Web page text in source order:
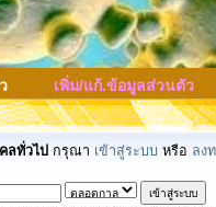
เพิ่ม/แก้.ข้อมูลส่วนตัว
ลทั่วไป กรุณา เข้าสู่ระบบ หรือ ลง